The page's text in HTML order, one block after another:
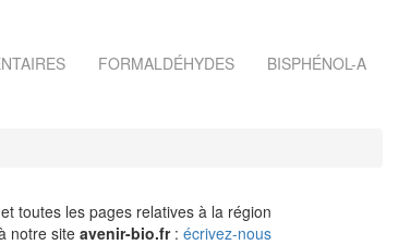
FORMALDÉHYDES BISPHÉNOL-A
toutes les pages relatives à la région
notre site avenir-bio.fr: écrivez-nous